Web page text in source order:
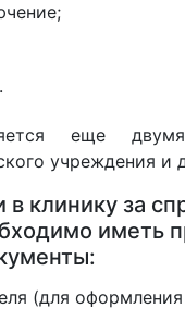
еще
учреждения и
клинику за
иметь
(для